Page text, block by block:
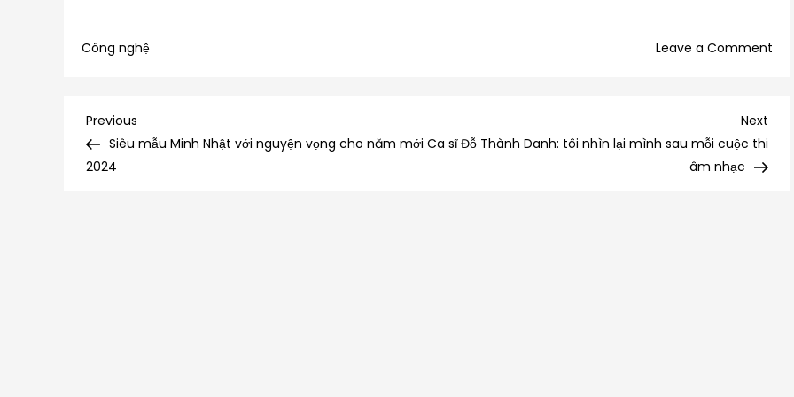
Công nghệ Leave a Comment
Điều
hướng
Previous
Post
Previous
Siêu mẫu Minh Nhật với nguyện vọng cho năm mới
2024
Next
Ca sĩ Đỗ Thành Danh: tôi nhìn lại mình sau mỗi cuộc thi
âm nhạc